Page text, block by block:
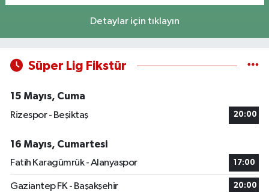
Detaylar için tıklayın
Süper Lig Fikstür
15 Mayıs, Cuma
Rizespor - Beşiktaş
20:00
16 Mayıs, Cumartesi
Fatih Karagümrük - Alanyaspor
17:00
Gaziantep FK - Başakşehir 20:00